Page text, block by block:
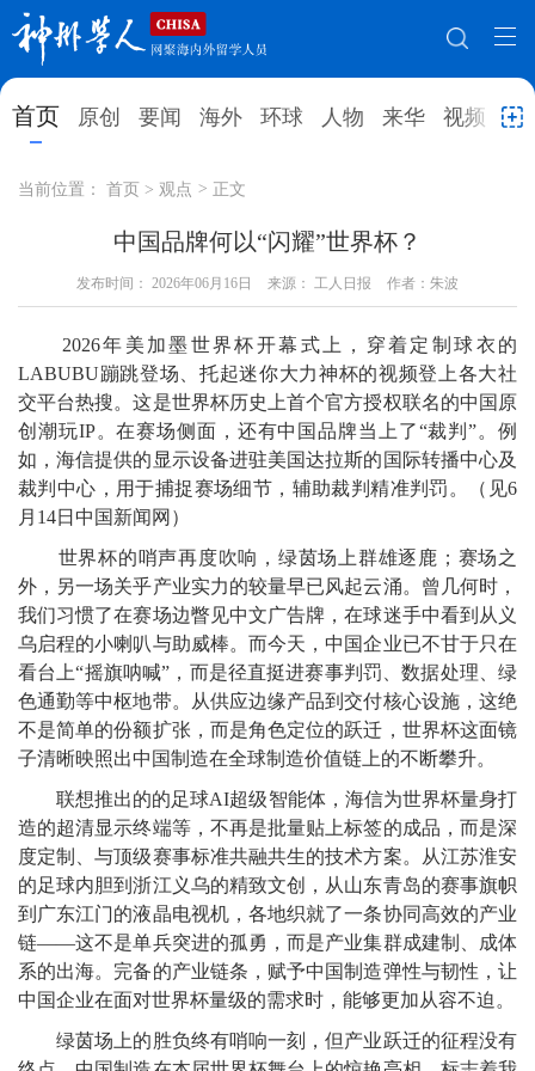
首页 原创 要闻 海外 环球 人物 来华 视频 教
网站地图
首页 原创
人物 来华
教育 就业创业 合作办学 直播访谈
留学 人才 学术 观点
深度 专题 实用信息
招聘信息 更多数据
当前位置： 首页 > 观点 > 正文
中国品牌何以“闪耀”世界杯？
发布时间： 2026年06月16日 来源： 工人日报 作者：朱波
2026年美加墨世界杯开幕式上，穿着定制球衣的
LABUBU蹦跳登场、托起迷你大力神杯的视频登上各大社
交平台热搜。这是世界杯历史上首个官方授权联名的中国原
创潮玩IP。在赛场侧面，还有中国品牌当上了“裁判”。例
如，海信提供的显示设备进驻美国达拉斯的国际转播中心及
裁判中心，用于捕捉赛场细节，辅助裁判精准判罚。（见6
月14日中国新闻网）
世界杯的哨声再度吹响，绿茵场上群雄逐鹿；赛场之
外，另一场关乎产业实力的较量早已风起云涌。曾几何时，
我们习惯了在赛场边瞥见中文广告牌，在球迷手中看到从义
乌启程的小喇叭与助威棒。而今天，中国企业已不甘于只在
看台上“摇旗呐喊”，而是径直挺进赛事判罚、数据处理、绿
色通勤等中枢地带。从供应边缘产品到交付核心设施，这绝
不是简单的份额扩张，而是角色定位的跃迁，世界杯这面镜
子清晰映照出中国制造在全球制造价值链上的不断攀升。
联想推出的的足球AI超级智能体，海信为世界杯量身打
造的超清显示终端等，不再是批量贴上标签的成品，而是深
度定制、与顶级赛事标准共融共生的技术方案。从江苏淮安
的足球内胆到浙江义乌的精致文创，从山东青岛的赛事旗帜
到广东江门的液晶电视机，各地织就了一条协同高效的产业
链——这不是单兵突进的孤勇，而是产业集群成建制、成体
系的出海。完备的产业链条，赋予中国制造弹性与韧性，让
中国企业在面对世界杯量级的需求时，能够更加从容不迫。
绿茵场上的胜负终有哨响一刻，但产业跃迁的征程没有